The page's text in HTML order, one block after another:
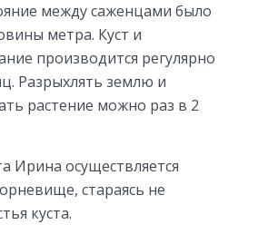
между саженцами было
метра. Куст и
производится регулярно
Разрыхлять землю и
растение можно раз в 2
Ирина осуществляется
стараясь не
куста.